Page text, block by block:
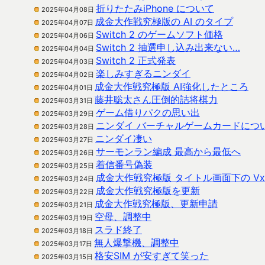
2025年04月08日 折りたたみiPhone について
2025年04月07日 成金大作戦究極版の AI のタイプ
2025年04月06日 Switch 2 のゲームソフト価格
2025年04月04日 Switch 2 抽選申し込み出来ない…
2025年04月03日 Switch 2 正式発表
2025年04月02日 楽しみすぎるニンダイ
2025年04月01日 成金大作戦究極版 AI強化したところ
2025年03月31日 藤井聡太さん圧倒的詰将棋力
2025年03月29日 ゲーム借りパクの思い出
2025年03月28日 ニンダイ バーチャルゲームカードにつ
2025年03月27日 ニンダイ凄い
2025年03月26日 サーモンラン編成 最高から最低へ
2025年03月25日 着信番号偽装
2025年03月24日 成金大作戦究極版 タイトル画面下の
2025年03月22日 成金大作戦究極版を更新
2025年03月21日 成金大作戦究極版、更新申請
2025年03月19日 空母、調整中
2025年03月18日 スラド終了
2025年03月17日 無人爆撃機、調整中
2025年03月15日 格安SIM が安すぎて笑った